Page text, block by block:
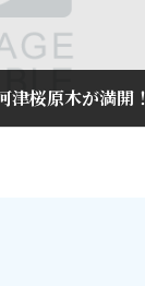
桜原木が満開！